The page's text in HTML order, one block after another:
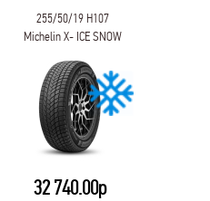
255/50/19 H107
Michelin X- ICE SNOW
32 740.00р